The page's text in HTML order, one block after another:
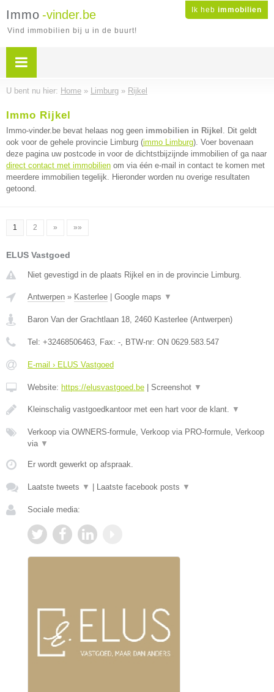
Ik heb immobilien
Immo -vinder.be
Vind immobilien bij u in de buurt!
U bent nu hier: Home » Limburg » Rijkel
Immo Rijkel
Immo-vinder.be bevat helaas nog geen immobilien in Rijkel . Dit geldt
ook voor de gehele provincie Limburg (immo Limburg). Voer bovenaan
deze pagina uw postcode in voor de dichtstbijzijnde immobilien of ga naar
direct contact met immobilien om via één e-mail in contact te komen met
meerdere immobilien tegelijk. Hieronder worden nu overige resultaten
getoond.
1 2 » »»
ELUS Vastgoed
Niet gevestigd in de plaats Rijkel en in de provincie Limburg.
Antwerpen » Kasterlee Google maps ▼
Baron Van der Grachtlaan 18, 2460 Kasterlee (Antwerpen)
Tel: +32468506463, Fax: -, BTW-nr: ON 0629.583.547
E-mail › ELUS Vastgoed
Website: https://elusvastgoed.be Screenshot ▼
Kleinschalig vastgoedkantoor met een hart voor de klant. ▼
Verkoop via OWNERS-formule, Verkoop via PRO-formule, Verkoop
via ▼
Er wordt gewerkt op afspraak.
Laatste tweets ▼ Laatste facebook posts ▼
Sociale media: